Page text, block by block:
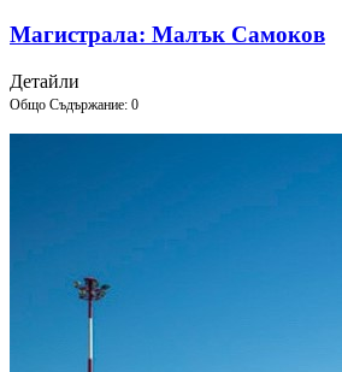
Магистрала: Малък Самоков
Детайли
Общо Съдържание: 0